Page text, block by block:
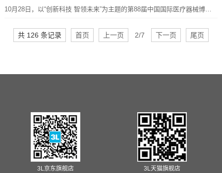
10月28日，以“创新科技 智领未来”为主题的第88届中国国际医疗器械博览
共 126 条记录 首页 上一页 2/7 下一页 尾页
3L京东旗舰店 3L天猫旗舰店